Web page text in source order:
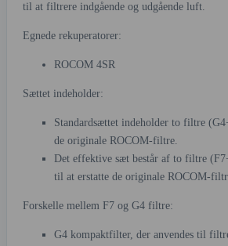
til at filtrere indgående og udgående luft.
Egnede rekuperatorer:
ROCOM 4SR
Sættet indeholder:
Standardsættet indeholder to filtre
de originale ROCOM-filtre.
Det effektive sæt består af to filtre
til at erstatte de originale ROCOM-
Forskelle mellem F7 og G4 filtre:
G4 kompaktfilter, der anvendes til